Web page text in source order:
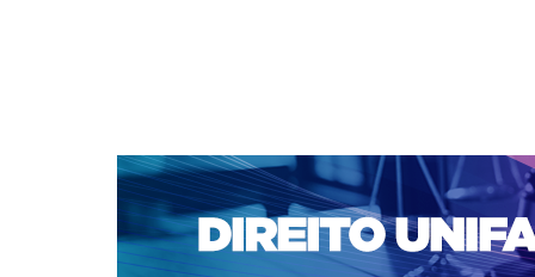
CAPA SOBRE ACESSO CADASTRO
NOTÍCIAS
EDIÇÕES DE Nº 1 A 100 WEBMAIL
Capa>n. 132 (2011) > Ghirello